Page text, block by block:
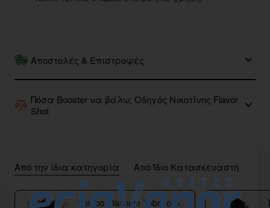
Αποστολές & Επιστροφές
Πόσα Booster να βάλω; Οδηγός Νικοτίνης Flavor
Shot
Από την ίδια κατηγορία Από Ίδιο Κατασκευαστή
Bombo Platinum Tobaccos